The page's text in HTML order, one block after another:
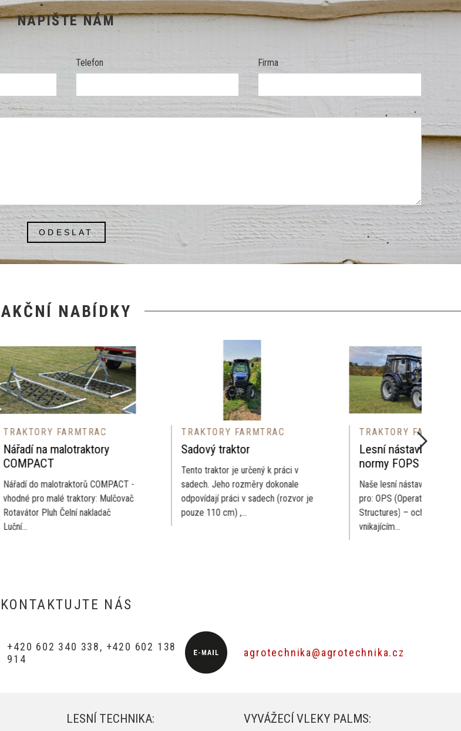
NAPIŠTE NÁM
Telefon Firma
ODESLAT
AKČNÍ NABÍDKY
-
Mulčovač
TRAKTORY FARMTRAC
Sadový traktor
Tento traktor je určený k práci v
sadech. Jeho rozměry dokonale
odpovídají práci v sadech (rozvor je
pouze 110 cm) ,...
TRAKTORY FARMTRAC
Lesní nástavby splňující
normy FOPS a OPS
Naše lesní nástavby mají certifikát
pro: OPS (Operator Protective
Structures) – ochrana obsluhy proti
KONTAKTUJTE NÁS
+420 602 340 338, +420 602 138
914
agrotechnika@agrotechnika.cz
LESNÍ TECHNIKA: VYVÁŽECÍ VLEKY PALMS: